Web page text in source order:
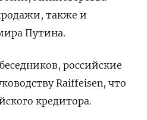
также и
Путина.
российские
Raiffeisen, что
кредитора.